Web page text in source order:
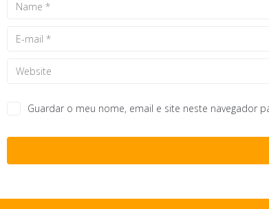
Guardar o meu nome, email e site neste navegador